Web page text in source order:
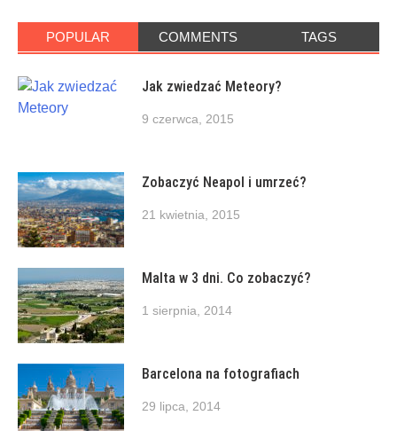
POPULAR COMMENTS TAGS
Jak zwiedzać Meteory?
9 czerwca, 2015
Zobaczyć Neapol i umrzeć?
21 kwietnia, 2015
Malta w 3 dni. Co zobaczyć?
1 sierpnia, 2014
Barcelona na fotografiach
29 lipca, 2014